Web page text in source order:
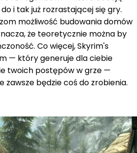
i tak już rozrastającej się gry.
możliwość budowania domów
że teoretycznie można by
Co więcej, Skyrim's
— który generuje dla ciebie
twoich postępów w grze —
zawsze będzie coś do zrobienia.